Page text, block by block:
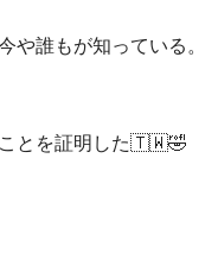
や誰もが知っている。
ことを証明した🇹🇼🤣